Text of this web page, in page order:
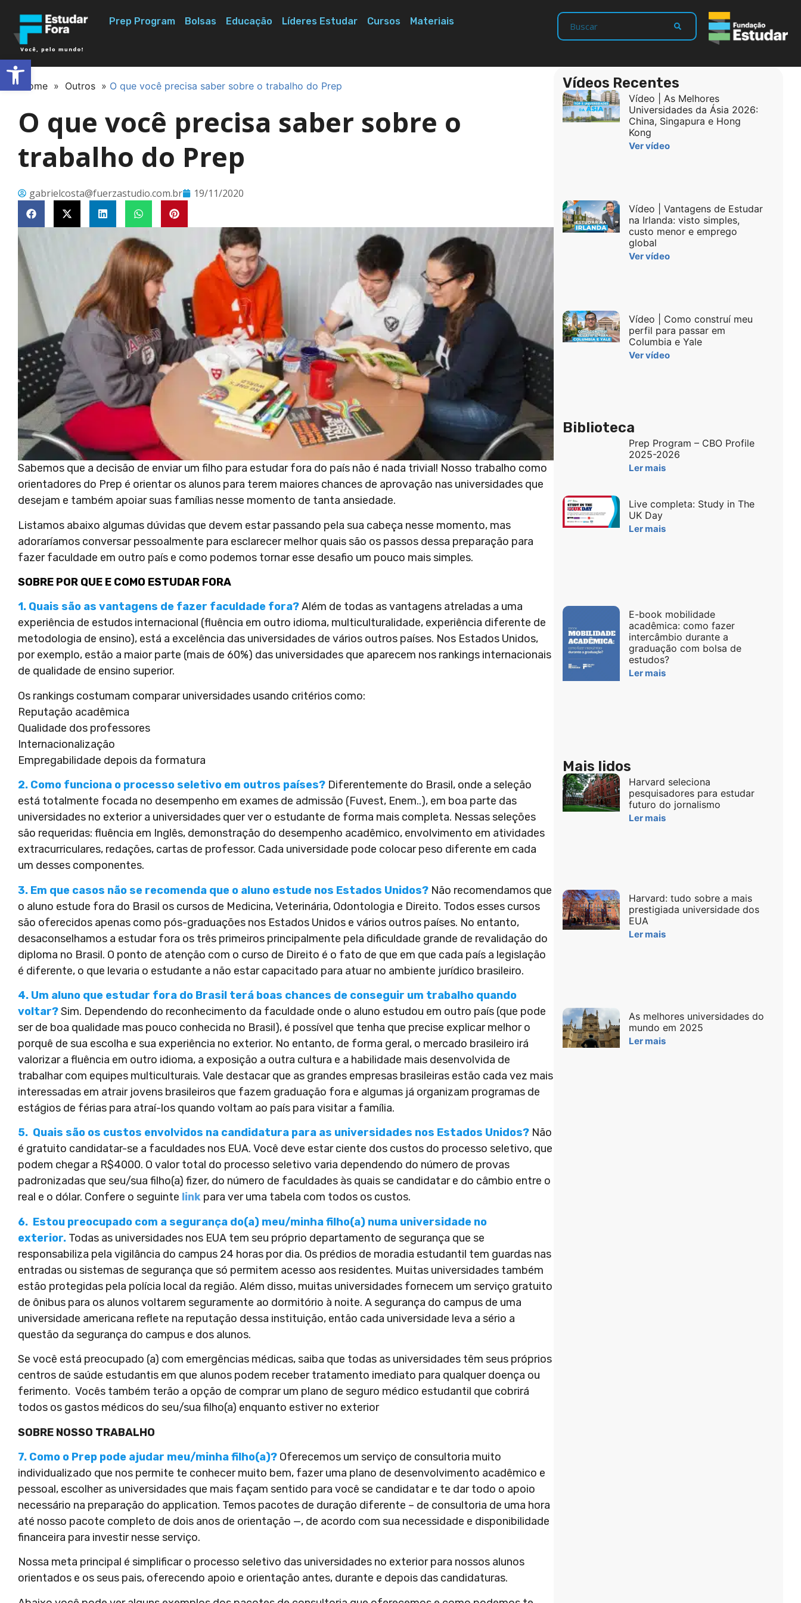
Prep Program Bolsas Educação Líderes Estudar Cursos Materiais
Home » Outros » O que você precisa saber sobre o trabalho do Prep
O que você precisa saber sobre o
trabalho do Prep
gabrielcosta@fuerzastudio.com.br 19/11/2020
Sabemos que a decisão de enviar um filho para estudar fora do país não é nada trivial! Nosso trabalho como
orientadores do Prep é orientar os alunos para terem maiores chances de aprovação nas universidades que
desejam e também apoiar suas famílias nesse momento de tanta ansiedade.
Listamos abaixo algumas dúvidas que devem estar passando pela sua cabeça nesse momento, mas
adoraríamos conversar pessoalmente para esclarecer melhor quais são os passos dessa preparação para
fazer faculdade em outro país e como podemos tornar esse desafio um pouco mais simples.
SOBRE POR QUE E COMO ESTUDAR FORA
1. Quais são as vantagens de fazer faculdade fora?Além de todas as vantagens atreladas a uma
experiência de estudos internacional (fluência em outro idioma, multiculturalidade, experiência diferente de
metodologia de ensino), está a excelência das universidades de vários outros países. Nos Estados Unidos,
por exemplo, estão a maior parte (mais de 60%) das universidades que aparecem nos rankings internacionais
de qualidade de ensino superior.
Os rankings costumam comparar universidades usando critérios como:
Reputação acadêmica
Qualidade dos professores
Internacionalização
Empregabilidade depois da formatura
2. Como funciona o processo seletivo em outros países? Diferentemente do Brasil, onde a seleção
está totalmente focada no desempenho em exames de admissão (Fuvest, Enem..), em boa parte das
universidades no exterior a universidades quer ver o estudante de forma mais completa. Nessas seleções
são requeridas: fluência em Inglês, demonstração do desempenho acadêmico, envolvimento em atividades
extracurriculares, redações, cartas de professor. Cada universidade pode colocar peso diferente em cada
um desses componentes.
3. Em que casos não se recomenda que o aluno estude nos Estados Unidos? Não recomendamos que
o aluno estude fora do Brasil os cursos de Medicina, Veterinária, Odontologia e Direito. Todos esses cursos
são oferecidos apenas como pós-graduações nos Estados Unidos e vários outros países. No entanto,
desaconselhamos a estudar fora os três primeiros principalmente pela dificuldade grande de revalidação do
diploma no Brasil. O ponto de atenção com o curso de Direito é o fato de que em que cada país a legislação
é diferente, o que levaria o estudante a não estar capacitado para atuar no ambiente jurídico brasileiro.
4. Um aluno que estudar fora do Brasil terá boas chances de conseguir um trabalho quando
voltar?Sim. Dependendo do reconhecimento da faculdade onde o aluno estudou em outro país (que pode
ser de boa qualidade mas pouco conhecida no Brasil), é possível que tenha que precise explicar melhor o
porquê de sua escolha e sua experiência no exterior. No entanto, de forma geral, o mercado brasileiro irá
valorizar a fluência em outro idioma, a exposição a outra cultura e a habilidade mais desenvolvida de
trabalhar com equipes multiculturais. Vale destacar que as grandes empresas brasileiras estão cada vez mais
interessadas em atrair jovens brasileiros que fazem graduação fora e algumas já organizam programas de
estágios de férias para atraí-los quando voltam ao país para visitar a família.
5. Quais são os custos envolvidos na candidatura para as universidades nos Estados Unidos? Não
é gratuito candidatar-se a faculdades nos EUA. Você deve estar ciente dos custos do processo seletivo, que
podem chegar a R$4000. O valor total do processo seletivo varia dependendo do número de provas
padronizadas que seu/sua filho(a) fizer, do número de faculdades às quais se candidatar e do câmbio entre o
real e o dólar. Confere o seguinte link para ver uma tabela com todos os custos.
6. Estou preocupado com a segurança do(a) meu/minha filho(a) numa universidade no
exterior. Todas as universidades nos EUA tem seu próprio departamento de segurança que se
responsabiliza pela vigilância do campus 24 horas por dia. Os prédios de moradia estudantil tem guardas nas
entradas ou sistemas de segurança que só permitem acesso aos residentes. Muitas universidades também
estão protegidas pela polícia local da região. Além disso, muitas universidades fornecem um serviço gratuito
de ônibus para os alunos voltarem seguramente ao dormitório à noite. A segurança do campus de uma
universidade americana reflete na reputação dessa instituição, então cada universidade leva a sério a
questão da segurança do campus e dos alunos.
Se você está preocupado (a) com emergências médicas, saiba que todas as universidades têm seus próprios
centros de saúde estudantis em que alunos podem receber tratamento imediato para qualquer doença ou
ferimento. Vocês também terão a opção de comprar um plano de seguro médico estudantil que cobrirá
todos os gastos médicos do seu/sua filho(a) enquanto estiver no exterior
SOBRE NOSSO TRABALHO
7. Como o Prep pode ajudar meu/minha filho(a)? Oferecemos um serviço de consultoria muito
individualizado que nos permite te conhecer muito bem, fazer uma plano de desenvolvimento acadêmico e
pessoal, escolher as universidades que mais façam sentido para você se candidatar e te dar todo o apoio
necessário na preparação do application. Temos pacotes de duração diferente – de consultoria de uma hora
até nosso pacote completo de dois anos de orientação —, de acordo com sua necessidade e disponibilidade
financeira para investir nesse serviço.
Nossa meta principal é simplificar o processo seletivo das universidades no exterior para nossos alunos
orientados e os seus pais, oferecendo apoio e orientação antes, durante e depois das candidaturas.
Vídeos Recentes
Vídeo | As Melhores
Universidades da Ásia 2026:
China, Singapura e Hong
Kong
Ver vídeo
Vídeo | Vantagens de Estudar
na Irlanda: visto simples,
custo menor e emprego
global
Ver vídeo
Vídeo | Como construí meu
perfil para passar em
Columbia e Yale
Ver vídeo
Biblioteca
Prep Program – CBO Profile
2025-2026
Ler mais
Live completa: Study in The
UK Day
Ler mais
E-book mobilidade
acadêmica: como fazer
intercâmbio durante a
graduação com bolsa de
estudos?
Ler mais
Mais lidos
Harvard seleciona
pesquisadores para estudar
futuro do jornalismo
Ler mais
Harvard: tudo sobre a mais
prestigiada universidade dos
EUA
Ler mais
As melhores universidades do
mundo em 2025
Ler mais
Abrir a barra de ferramentas